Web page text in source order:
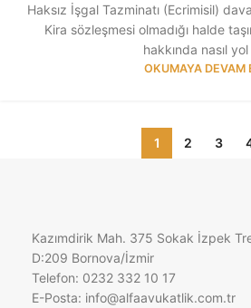
Haksız İşgal Tazminatı (Ecrimisil)
Kira sözleşmesi olmadığı halde
hakkında nasıl yol
OKUMAYA DEVAM
1 2 3
Kazımdirik Mah. 375 Sokak İzpek
D:209 Bornova/İzmir
Telefon: 0232 332 10 17
E-Posta: info@alfaavukatlik.com.tr